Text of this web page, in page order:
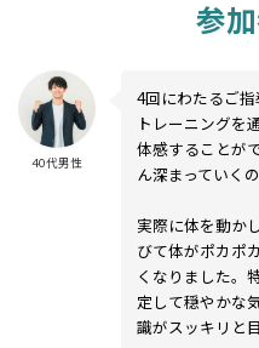
参
40代男性
4回にわたるご
トレーニングを
体感することが
ん深まっていく
実際に体を動か
びて体がポカポ
くなりました。
定して穏やかな
識がスッキリと